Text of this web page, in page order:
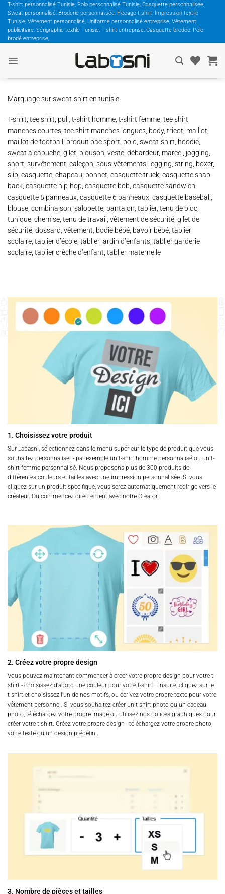
Passer
contenu
T-shirt personnalisé Tunisie, Polo personnalisé Tunisie, Casquette personnalisée,
Sweat personnalisé, Broderie personnalisée, Flocage t-shirt, Impression textile
Tunisie, Vêtement personnalisé, Uniforme personnalisé entreprise, Vêtement
publicitaire, Sérigraphie textile Tunisie, T-shirt entreprise, Casquette brodée, Polo
brodé entreprise,
Marquage sur sweat-shirt en tunisie
T-shirt, tee shirt, pull, t-shirt homme, t-shirt femme, tee shirt
manches courtes, tee shirt manches longues, body, tricot, maillot,
maillot de football, produit bac sport, polo, sweat-shirt, hoodie,
sweat à capuche, gilet, blouson, veste, débardeur, marcel, jogging,
short, survêtement, caleçon, sous-vêtements, legging, string, boxer,
slip, casquette, chapeau, bonnet, casquette truck, casquette snap
back, casquette hip-hop, casquette bob, casquette sandwich,
casquette 5 panneaux, casquette 6 panneaux, casquette baseball,
blouse, combinaison, salopette, pantalon, tablier, tenu de bloc,
tunique, chemise, tenu de travail, vêtement de sécurité, gilet de
sécurité, dossard, vêtement, bodie bébé, bavoir bébé, tablier
scolaire, tablier d’école, tablier jardin d’enfants, tablier garderie
scolaire, tablier crèche d’enfant, tablier maternelle
1. Choisissez votre produit
Sur Labasni, sélectionnez dans le menu supérieur le type de produit que vous
souhaitez personnaliser - par exemple un t-shirt homme personnalisé ou un t-
shirt femme personnalisé. Nous proposons plus de 300 produits de
différentes couleurs et tailles avec une impression personnalisée. Si vous
cliquez sur un produit spécifique, vous serez automatiquement redirigé vers le
créateur. Ou commencez directement avec notre Creator.
2. Créez votre propre design
Vous pouvez maintenant commencer à créer votre propre design pour votre t-
shirt - choisissez d'abord une couleur pour votre t-shirt. Ensuite, cliquez sur le
t-shirt et choisissez l'un de nos motifs, ou écrivez votre propre texte pour votre
vêtement personnel. Si vous souhaitez créer un t-shirt photo ou un cadeau
photo, téléchargez votre propre image ou utilisez nos polices graphiques pour
créer votre t-shirt. Créez votre propre design - téléchargez votre propre photo,
votre texte ou un design prédéfini.
3. Nombre de pièces et tailles